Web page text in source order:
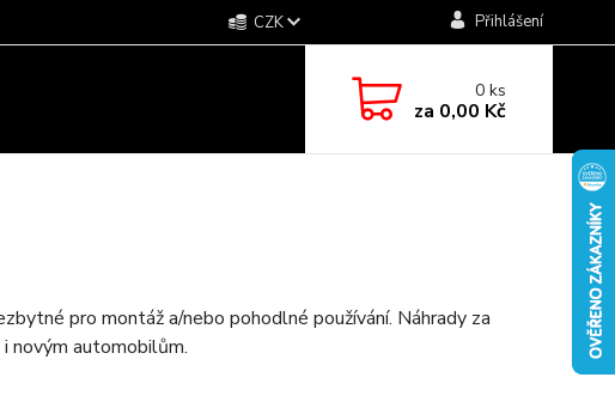
CZK Přihlášení
0ks
za 0,00 Kč
pro montáž a/nebo pohodlné používání. Náhrady za
novým automobilům.